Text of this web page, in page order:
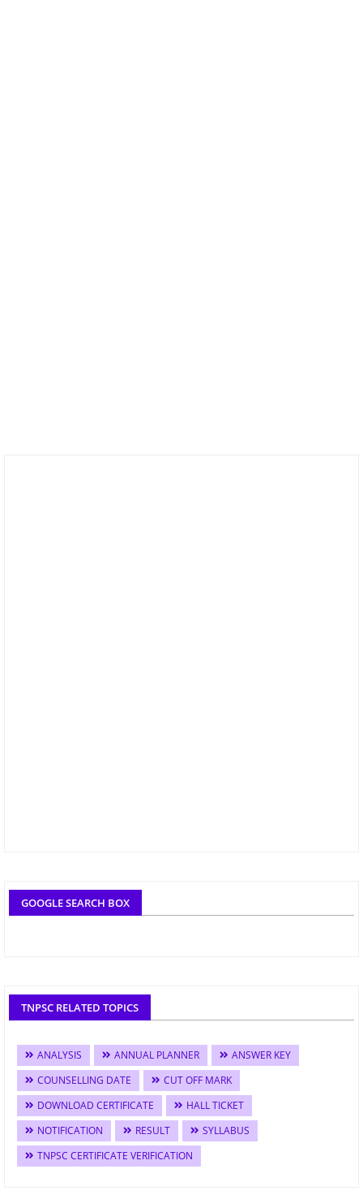
GOOGLE SEARCH BOX
TNPSC RELATED TOPICS
ANALYSIS ANNUAL PLANNER
ANSWER KEY
COUNSELLING DATE
CUT OFF MARK
DOWNLOAD CERTIFICATE
HALL TICKET
NOTIFICATION
RESULT
SYLLABUS
TNPSC CERTIFICATE VERIFICATION